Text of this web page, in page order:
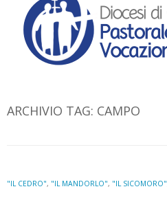
ARCHIVIO TAG: CAMPO
"IL CEDRO", "IL MANDORLO", "IL SICOMORO"